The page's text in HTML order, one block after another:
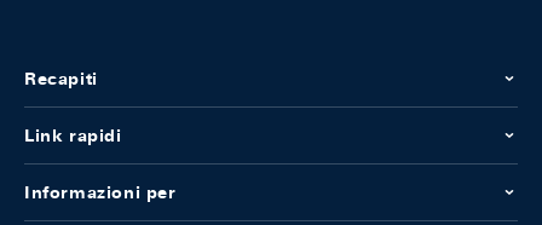
Recapiti
Link rapidi
Informazioni per